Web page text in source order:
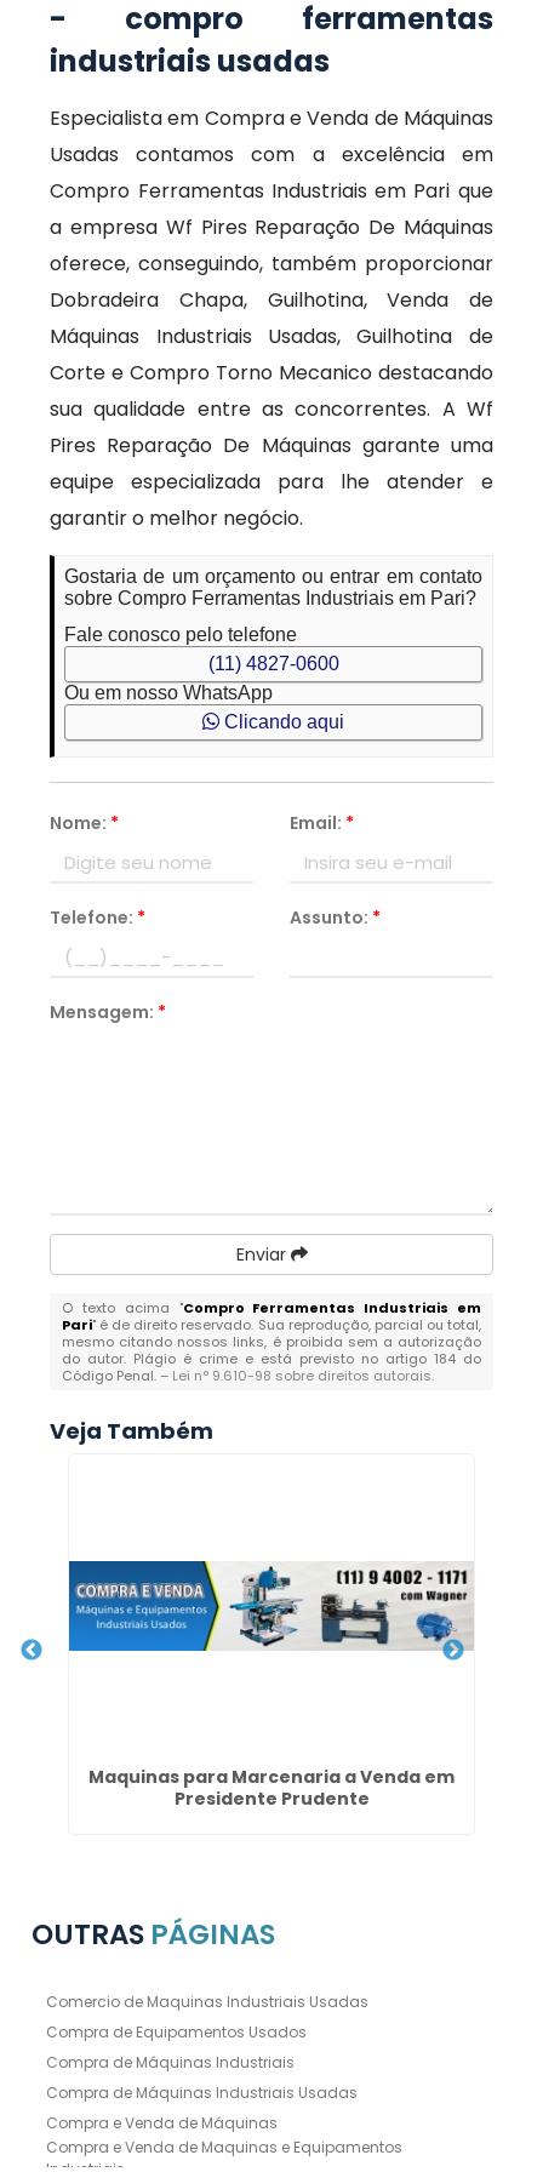
- compro ferramentas
industriais usadas
Especialista em Compra e Venda de Máquinas
Usadas contamos com a excelência em
Compro Ferramentas Industriais em Pari que
a empresa Wf Pires Reparação De Máquinas
oferece, conseguindo, também proporcionar
Dobradeira Chapa, Guilhotina, Venda de
Máquinas Industriais Usadas, Guilhotina de
Corte e Compro Torno Mecanico destacando
sua qualidade entre as concorrentes. A Wf
Pires Reparação De Máquinas garante uma
equipe especializada para lhe atender e
garantir o melhor negócio.
Gostaria de um orçamento ou entrar em contato
sobre Compro Ferramentas Industriais em Pari?
Fale conosco pelo telefone
(11) 4827-0600
Ou em nosso WhatsApp
Clicando aqui
Nome: * Email: *
Telefone: * Assunto: *
Mensagem: *
Enviar
O texto acima "Compro Ferramentas Industriais em
Pari" é de direito reservado. Sua reprodução, parcial ou total,
mesmo citando nossos links, é proibida sem a autorização
do autor. Plágio é crime e está previsto no artigo 184 do
Código Penal. – Lei n° 9.610-98 sobre direitos autorais.
Veja Também
Maquinas para Marcenaria a Venda em
Presidente Prudente
OUTRAS PÁGINAS
Comercio de Maquinas Industriais Usadas
Compra de Equipamentos Usados
Compra de Máquinas Industriais
Compra de Máquinas Industriais Usadas
Compra e Venda de Máquinas
Compra e Venda de Maquinas e Equipamentos